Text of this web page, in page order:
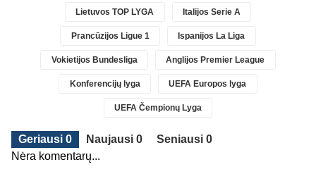
Lietuvos TOP LYGA Italijos Serie A
Prancūzijos Ligue 1 Ispanijos La Liga
Vokietijos Bundesliga Anglijos Premier League
Konferencijų lyga UEFA Europos lyga
UEFA Čempionų Lyga
Geriausi 0 Naujausi 0
Seniausi 0
Nėra komentarų...